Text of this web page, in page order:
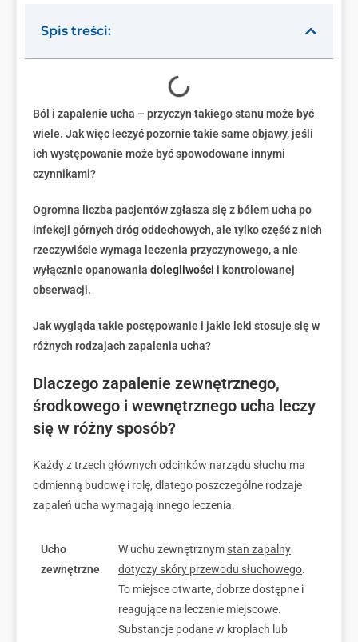
Spis treści:
Ból i zapalenie ucha – przyczyn takiego stanu może być
wiele. Jak więc leczyć pozornie takie same objawy, jeśli
ich występowanie może być spowodowane innymi
czynnikami?
Ogromna liczba pacjentów zgłasza się z bólem ucha po
infekcji górnych dróg oddechowych, ale tylko część z nich
rzeczywiście wymaga leczenia przyczynowego, a nie
wyłącznie opanowania dolegliwości i kontrolowanej
obserwacji.
Jak wygląda takie postępowanie i jakie leki stosuje się w
różnych rodzajach zapalenia ucha?
Dlaczego zapalenie zewnętrznego,
środkowego i wewnętrznego ucha leczy
się w różny sposób?
Każdy z trzech głównych odcinków narządu słuchu ma
odmienną budowę i rolę, dlatego poszczególne rodzaje
zapaleń ucha wymagają innego leczenia.
Ucho
zewnętrzne
W uchu zewnętrznymstan zapalny
dotyczy skóry przewodu słuchowego.
To miejsce otwarte, dobrze dostępne i
reagujące na leczenie miejscowe.
Substancje podane w kroplach lub